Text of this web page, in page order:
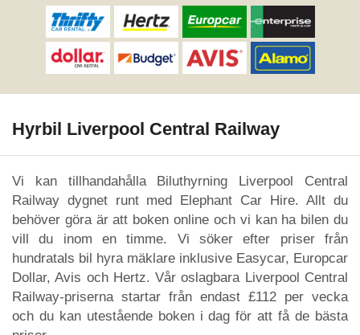
Hyrbil Liverpool Central Railway
Vi kan tillhandahålla Biluthyrning Liverpool Central
Railway dygnet runt med Elephant Car Hire. Allt du
behöver göra är att boken online och vi kan ha bilen du
vill du inom en timme. Vi söker efter priser från
hundratals bil hyra mäklare inklusive Easycar, Europcar
Dollar, Avis och Hertz. Vår oslagbara Liverpool Central
Railway-priserna startar från endast £112 per vecka
och du kan utestående boken i dag för att få de bästa